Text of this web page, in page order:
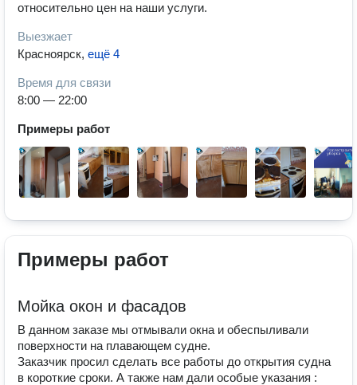
относительно цен на наши услуги.
Выезжает
Красноярск, ещё 4
Время для связи
8:00 — 22:00
Примеры работ
Примеры работ
Мойка окон и фасадов
В данном заказе мы отмывали окна и обеспыливали
поверхности на плавающем судне.
Заказчик просил сделать все работы до открытия судна
в короткие сроки. А также нам дали особые указания :